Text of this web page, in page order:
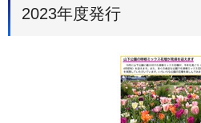
2023年度発行